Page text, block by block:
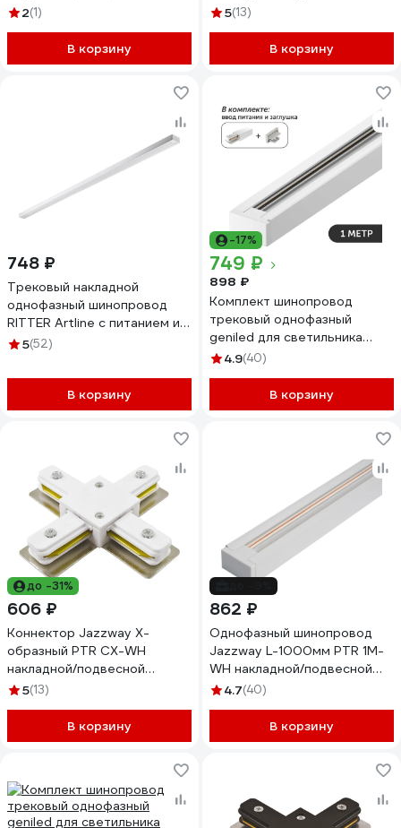
1000x42x18мм, чёрный,
крепёж, токоввод, заглушка
45-02
2(1)
В корзину
шинопровод черный
5(13)
В корзину
748 ₽
Трековый накладной
однофазный шинопровод
RITTER Artline с питанием и
заглушкой 1 м алюминий/
пластиковой планкой белый
5(52)
В корзину
-17%
749 ₽
898 ₽
Комплект шинопровод
трековый однофазный
geniled для светильника
прожектора 1 метр белый с
с накладным и подвесным
монтажом 22069
4.9(40)
В корзину
до -31%
606 ₽
Коннектор Jazzway X-
образный PTR CX-WH
накладной/подвесной
шинопровод белый 5010888
5(13)
В корзину
862 ₽
Однофазный шинопровод
Jazzway L-1000мм PTR 1M-
WH накладной/подвесной
для трекового освещения
4.7(40)
В корзину